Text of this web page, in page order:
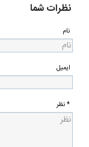
نظرات شما
نام
ایمیل
* نظر